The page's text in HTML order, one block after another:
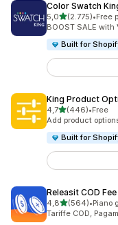
Color Swatch
5,0stelle su 5
(2.775)
2775 recensioni
•Free
BOOST SALE
Built for
King Product
4,7stelle su 5
(446)
446 recensioni
•Free
Add product
Built for
Releasit COD
4,8stelle su 5
(564)
564 recensioni
•Piano
Tariffe COD,